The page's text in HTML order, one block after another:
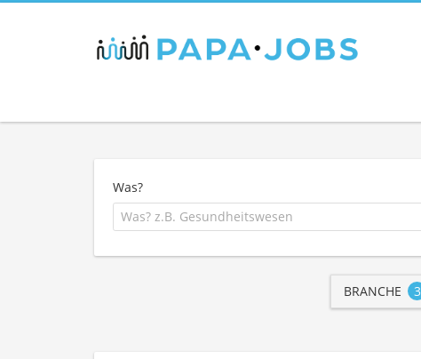
Was?
BRANCHE 3